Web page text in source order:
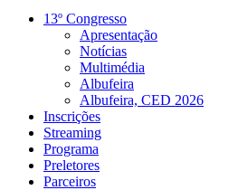
13º Congresso
Apresentação
Notícias
Multimédia
Albufeira
Albufeira, CED 2026
Inscrições
Streaming
Programa
Preletores
Parceiros